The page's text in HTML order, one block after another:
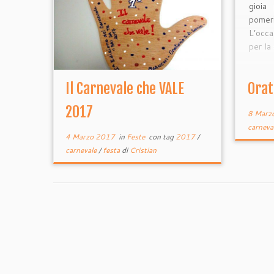
Il Carnevale che VALE
2017
4 Marzo 2017in Feste con tag2017/
carnevale/festadi Cristian
gioia
per
8